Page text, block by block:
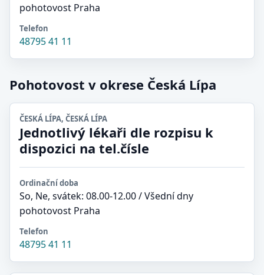
pohotovost Praha
Telefon
48795 41 11
Pohotovost v okrese Česká Lípa
ČESKÁ LÍPA, ČESKÁ LÍPA
Jednotlivý lékaři dle rozpisu k
dispozici na tel.čísle
Ordinační doba
So, Ne, svátek: 08.00-12.00 / Všední dny
pohotovost Praha
Telefon
48795 41 11